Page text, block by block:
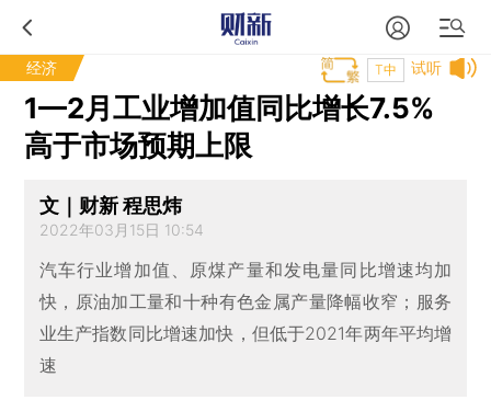
经济 试听
T中
1—2月工业增加值同比增长7.5%
高于市场预期上限
文｜财新 程思炜
2022年03月15日 10:54
汽车行业增加值、原煤产量和发电量同比增速均加
快，原油加工量和十种有色金属产量降幅收窄；服务
业生产指数同比增速加快，但低于2021年两年平均增
速